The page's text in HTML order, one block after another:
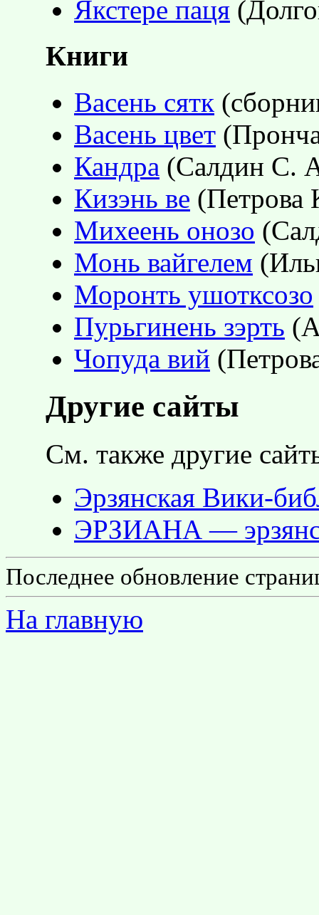
Якстере паця
Книги
Васень сятк
Васень цвет
Кандра (Салдин С.
Кизэнь ве (Петрова
Михеень онозо
Монь вайгелем
Моронть ушотксозо
Пурьгинень зэрть
Чопуда вий
Другие сайты
См. также другие
Эрзянская Вики-
ЭРЗИАНА —
Последнее обновление
На главную